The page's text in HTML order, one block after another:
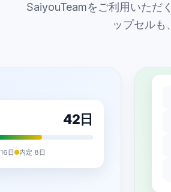
SaiyouTeamをご利用いただ
ップセルも
42日
日 内定 8日